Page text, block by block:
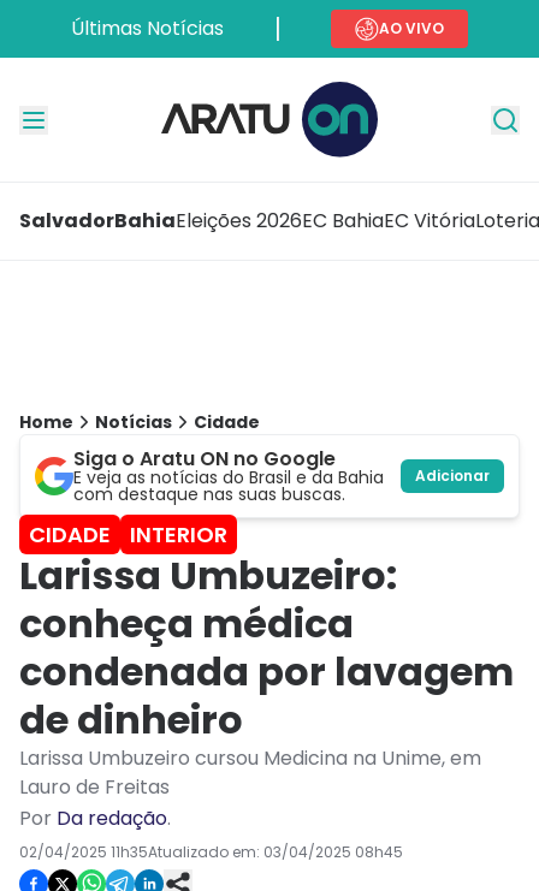
Últimas Notícias AO VIVO
SalvadorBahiaEleições 2026EC BahiaEC Vitória
Home Notícias Cidade
Siga o Aratu ON no Google
E veja as notícias do Brasil e da Bahia
com destaque nas suas buscas.
Adicionar
CIDADE INTERIOR
Larissa Umbuzeiro:
conheça médica
condenada por lavagem
de dinheiro
Larissa Umbuzeiro cursou Medicina na Unime, em
Lauro de Freitas
Por Da redação.
02/04/2025 11h35Atualizado em: 03/04/2025 08h45